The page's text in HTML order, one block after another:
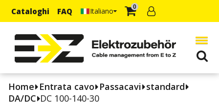
Cataloghi FAQ Italiano 0
Home Entrata cavo Passacavi standard
DA/DC DC 100-140-30